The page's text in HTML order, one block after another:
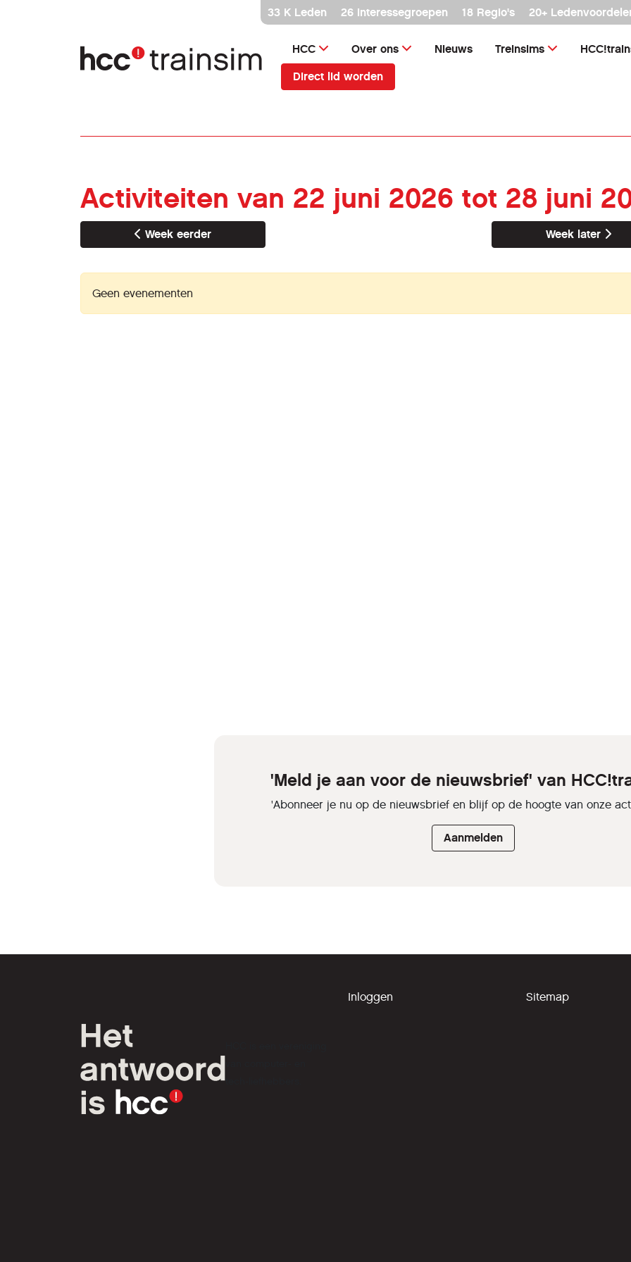
naar
inhoud
33 K Leden 26 interessegroepen 18 Regio's 20+
HCC Over ons Nieuws Treinsims
Direct lid worden
Activiteiten van 22 juni 2026 tot 28 juni
Week eerder Week later
Geen evenementen
'Meld je aan voor de nieuwsbrief' van
'Abonneer je nu op de nieuwsbrief en blijf op de hoogte van onze
Aanmelden
tech-liefhebbers.
Inloggen Sitemap